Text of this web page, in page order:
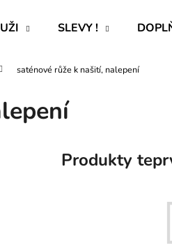
SLEVY !
saténové růže k našití, nalepení
Produkty
Co potřebujete